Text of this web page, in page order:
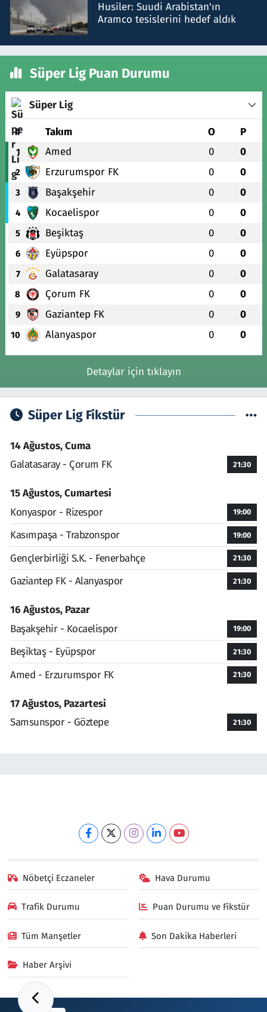
Husiler: Suudi Arabistan'ın
Aramco tesislerini hedef aldık
Süper Lig Puan Durumu
Süper Lig
# Takım O P
1 Amed 0 0
2 Erzurumspor FK 0 0
3 Başakşehir 0 0
4 Kocaelispor 0 0
5 Beşiktaş 0 0
6 Eyüpspor 0 0
7 Galatasaray 0 0
8 Çorum FK 0 0
9 Gaziantep FK 0 0
10 Alanyaspor 0 0
Detaylar için tıklayın
Süper Lig Fikstür
14 Ağustos, Cuma
Galatasaray - Çorum FK
21:30
15 Ağustos, Cumartesi
Konyaspor - Rizespor
19:00
Kasımpaşa - Trabzonspor 19:00
Gençlerbirliği S.K. - Fenerbahçe 21:30
Gaziantep FK - Alanyaspor 21:30
16 Ağustos, Pazar
Başakşehir - Kocaelispor
19:00
Beşiktaş - Eyüpspor 21:30
Amed - Erzurumspor FK 21:30
17 Ağustos, Pazartesi
Samsunspor - Göztepe
21:30
Nöbetçi Eczaneler Hava Durumu
Trafik Durumu Puan Durumu ve Fikstür
Tüm Manşetler Son Dakika Haberleri
Haber Arşivi